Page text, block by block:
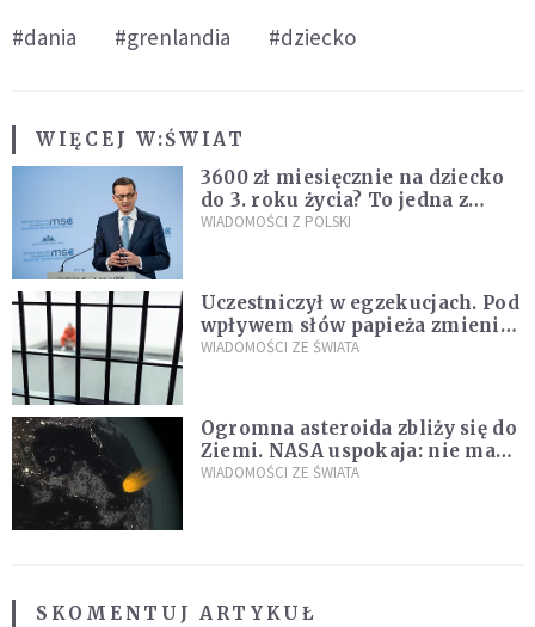
#dania #grenlandia #dziecko
WIĘCEJ W:ŚWIAT
3600 zł miesięcznie na dziecko
do 3. roku życia? To jedna z
propozycji programu "Rozwój
WIADOMOŚCI Z POLSKI
Uczestniczył w egzekucjach. Pod
wpływem słów papieża zmienił
zdanie
WIADOMOŚCI ZE ŚWIATA
Ogromna asteroida zbliży się do
Ziemi. NASA uspokaja: nie ma
zagrożenia
WIADOMOŚCI ZE ŚWIATA
SKOMENTUJ ARTYKUŁ